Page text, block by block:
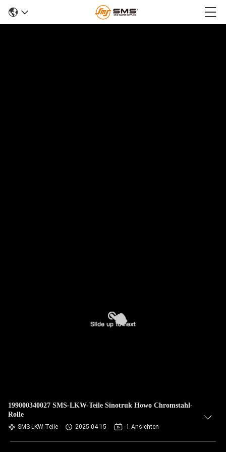
199000340027 SMS-LKW-Teile Sinotruk Howo Chromstahl-
Rolle
SMS-LKW-Teile 2025-04-15 1 Ansichten